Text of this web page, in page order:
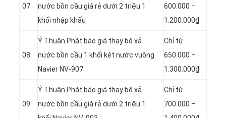
07
nước bồn cầu giá rẻ dưới 2 triệu 1
khối nhập khẩu
600.000 –
1.200.000₫
08
Ý Thuận Phát báo giá thay bộ xả
nước bồn cầu 1 khối két nước vuông
Navier NV-907
Chỉ từ
650.000 –
1.300.000₫
09
Ý Thuận Phát báo giá thay bộ xả
nước bồn cầu giá rẻ dưới 2 triệu 1
Chỉ từ
700.000 –